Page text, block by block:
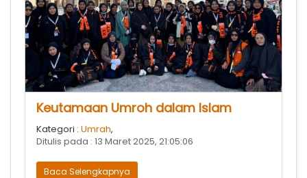
Keutamaan Umroh dalam Islam
Kategori : Umrah,
Ditulis pada : 13 Maret 2025, 21:05:06
Baca Selengkapnya